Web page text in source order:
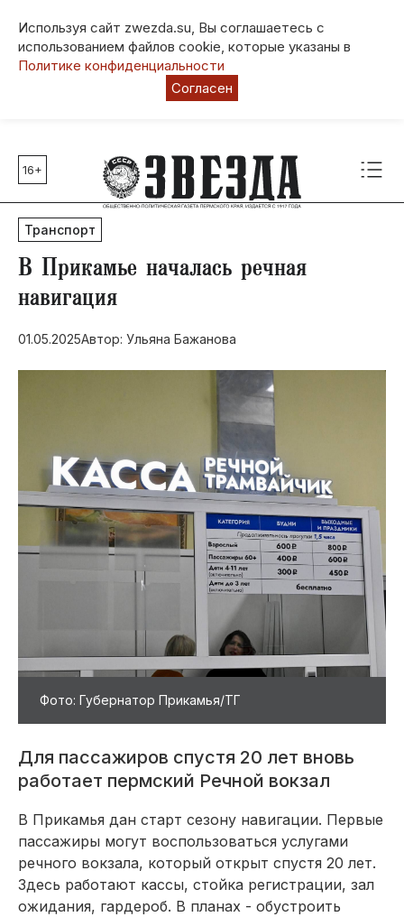
Используя сайт zwezda.su, Вы соглашаетесь с
использованием файлов cookie, которые указаны в
Политике конфиденциальности
Согласен
Главные темы
80 лет Победы
Молодежная столица РФ
СВО
Социальная поддержка
Инфраструктура
Благоустройство
16+
Транспорт
В Прикамье началась речная
навигация
01.05.2025Автор: Ульяна Бажанова
Фото: Губернатор Прикамья/ТГ
Для пассажиров спустя 20 лет вновь
работает пермский Речной вокзал
В Прикамья дан старт сезону навигации. Первые
пассажиры могут воспользоваться услугами
речного вокзала, который открыт спустя 20 лет.
Здесь работают кассы, стойка регистрации, зал
ожидания, гардероб. В планах - обустроить